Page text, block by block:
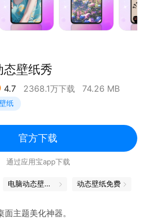
机锁屏想换就换
】8k、4k百万超高清壁纸大全，拥
】页面简约、操作简单，轻松上手！
还专门加上来电秀，来电视频铃声，
快乐，让你的来电与众不同
纸、锁屏还是贴纸，在这里我们都能
款你会喜欢;在这里，别人有的，
觉盛宴，想换就换，来壁纸秀秀，
，来定制专属于你手机的壁纸。
壁纸app~
态壁纸秀
4.7 2368.1万下载 74.26 MB
纸
官方下载
通过应用宝app下载
电脑动态壁纸软件 动态壁纸免费
主题美化神器。